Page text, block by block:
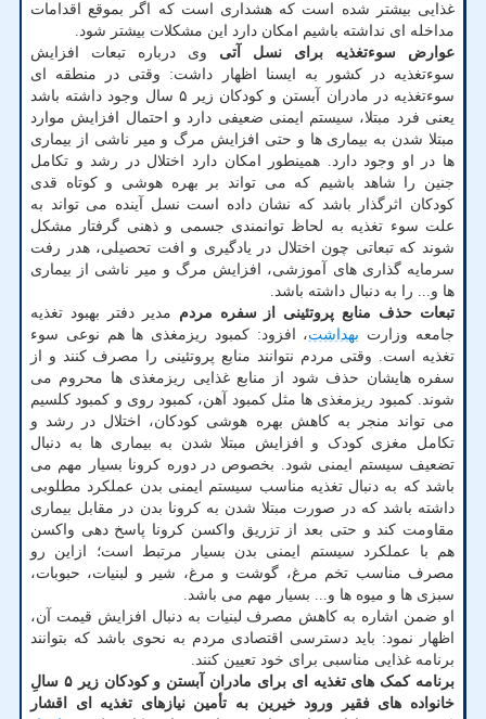
غذایی بیشتر شده است که هشداری است که اگر بموقع اقدامات
مداخله ای نداشته باشیم امکان دارد این مشکلات بیشتر شود.
عوارض سوءتغذیه برای نسل آتی وی درباره تبعات افزایش
سوءتغذیه در کشور به ایسنا اظهار داشت: وقتی در منطقه ای
سوءتغذیه در مادران آبستن و کودکان زیر ۵ سال وجود داشته باشد
یعنی فرد مبتلا، سیستم ایمنی ضعیفی دارد و احتمال افزایش موارد
مبتلا شدن به بیماری ها و حتی افزایش مرگ و میر ناشی از بیماری
ها در او وجود دارد. همینطور امکان دارد اختلال در رشد و تکامل
جنین را شاهد باشیم که می تواند بر بهره هوشی و کوتاه قدی
کودکان اثرگذار باشد که نشان داده است نسل آینده می تواند به
علت سوء تغذیه به لحاظ توانمندی جسمی و ذهنی گرفتار مشکل
شوند که تبعاتی چون اختلال در یادگیری و افت تحصیلی، هدر رفت
سرمایه گذاری های آموزشی، افزایش مرگ و میر ناشی از بیماری
ها و... را به دنبال داشته باشد.
تبعات حذف منابع پروتئینی از سفره مردم مدیر دفتر بهبود تغذیه
جامعه وزارت بهداشت، افزود: کمبود ریزمغذی ها هم نوعی سوء
تغذیه است. وقتی مردم نتوانند منابع پروتئینی را مصرف کنند و از
سفره هایشان حذف شود از منابع غذایی ریزمغذی ها محروم می
شوند. کمبود ریزمغذی ها مثل کمبود آهن، کمبود روی و کمبود کلسیم
می تواند منجر به کاهش بهره هوشی کودکان، اختلال در رشد و
تکامل مغزی کودک و افزایش مبتلا شدن به بیماری ها به دنبال
تضعیف سیستم ایمنی شود. بخصوص در دوره کرونا بسیار مهم می
باشد که به دنبال تغذیه مناسب سیستم ایمنی بدن عملکرد مطلوبی
داشته باشد که در صورت مبتلا شدن به کرونا بدن در مقابل بیماری
مقاومت کند و حتی بعد از تزریق واکسن کرونا پاسخ دهی واکسن
هم با عملکرد سیستم ایمنی بدن بسیار مرتبط است؛ ازاین رو
مصرف مناسب تخم مرغ، گوشت و مرغ، شیر و لبنیات، حبوبات،
سبزی ها و میوه ها و... بسیار مهم می باشد.
او ضمن اشاره به کاهش مصرف لبنیات به دنبال افزایش قیمت آن،
اظهار نمود: باید دسترسی اقتصادی مردم به نحوی باشد که بتوانند
برنامه غذایی مناسبی برای خود تعیین کنند.
برنامه کمک های تغذیه ای برای مادران آبستن و کودکان زیر ۵ سالِ
خانواده های فقیر
ورود خیرین به تأمین نیازهای تغذیه ای اقشار